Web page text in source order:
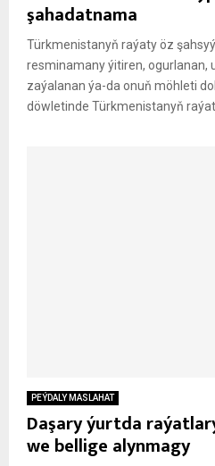
şahadatnama
Türkmenistanyň raýaty öz
resminamany ýitiren, ogurlanan,
zaýalanan ýa-da onuň möhleti
döwletinde Türkmenistanyň
PEÝDALY MASLAHAT
Daşary ýurtda
we bellige alynmagy